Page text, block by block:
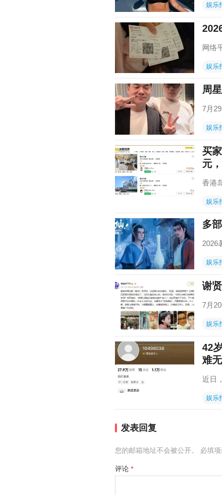
娱乐
网络
娱乐
周
7月
娱乐
买
元
香港
娱乐
多
2026
娱乐
谢
7月
娱乐
42
难
近日
娱乐
发表回复
您的邮箱地址不会被公开。 必填
评论 *